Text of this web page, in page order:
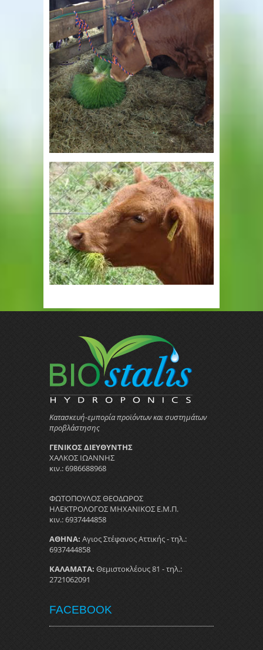
Κατασκευή-εμπορία προϊόντων και συστημάτων
προβλάστησης
ΓΕΝΙΚΟΣ ΔΙΕΥΘΥΝΤΗΣ
ΧΑΛΚΟΣ ΙΩΑΝΝΗΣ
κιν.: 6986688968
ΦΩΤΟΠΟΥΛΟΣ ΘΕΟΔΩΡΟΣ
ΗΛΕΚΤΡΟΛΟΓΟΣ ΜΗΧΑΝΙΚΟΣ Ε.Μ.Π.
κιν.: 6937444858
ΑΘΗΝΑ: Αγιος Στέφανος Αττικής - τηλ.:
6937444858
ΚΑΛΑΜΑΤΑ: Θεμιστοκλέους 81 - τηλ.:
2721062091
FACEBOOK